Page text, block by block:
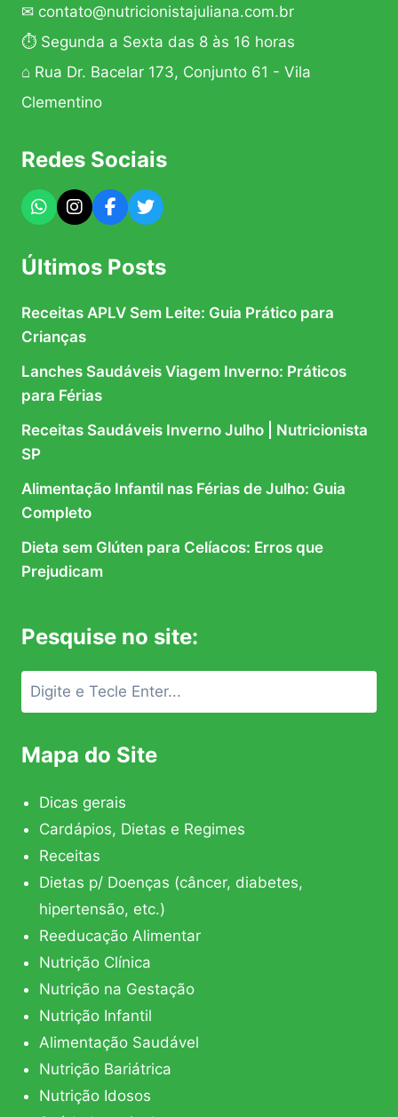
✉ contato@nutricionistajuliana.com.br
⏱ Segunda a Sexta das 8 às 16 horas
⌂ Rua Dr. Bacelar 173, Conjunto 61 - Vila
Clementino
Redes Sociais
Últimos Posts
Receitas APLV Sem Leite: Guia Prático para
Crianças
Lanches Saudáveis Viagem Inverno: Práticos
para Férias
Receitas Saudáveis Inverno Julho | Nutricionista
SP
Alimentação Infantil nas Férias de Julho: Guia
Completo
Dieta sem Glúten para Celíacos: Erros que
Prejudicam
Pesquise no site:
Mapa do Site
Dicas gerais
Cardápios, Dietas e Regimes
Receitas
Dietas p/ Doenças (câncer, diabetes,
hipertensão, etc.)
Reeducação Alimentar
Nutrição Clínica
Nutrição na Gestação
Nutrição Infantil
Alimentação Saudável
Nutrição Bariátrica
Nutrição Idosos